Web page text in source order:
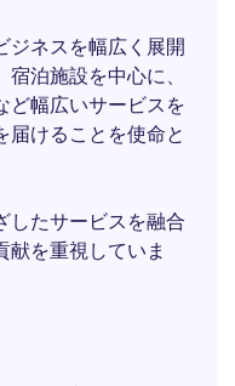
ジネスを幅広く展開
泊施設を中心に、
ど幅広いサービスを
届けることを使命と
したサービスを融合
献を重視していま